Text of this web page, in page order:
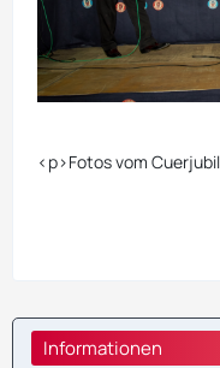
<p>Fotos vom
Informationen